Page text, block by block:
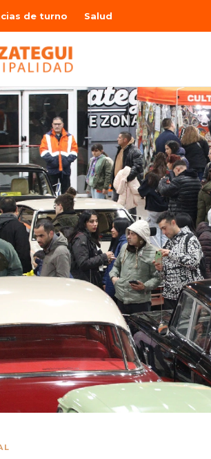
de turno Salud